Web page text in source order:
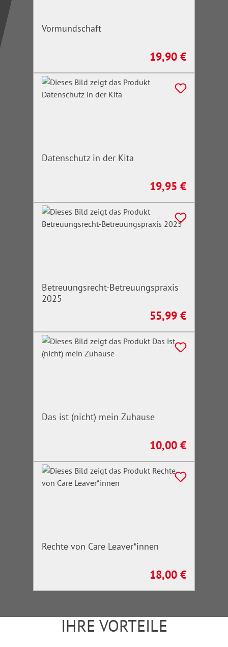
Vormundschaft
Regulärer Preis:
19,90 €
Datenschutz in der Kita
Regulärer Preis:
19,95 €
Betreuungsrecht-Betreuungspraxis
2025
Regulärer Preis:
55,99 €
Das ist (nicht) mein Zuhause
Regulärer Preis:
10,00 €
Rechte von Care Leaver*innen
Regulärer Preis:
18,00 €
IHRE VORTEILE